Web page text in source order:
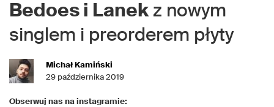
Bedoes i Lanekz nowym
singlem i preorderem płyty
Michał Kamiński
29 października 2019
Obserwuj nas na instagramie: